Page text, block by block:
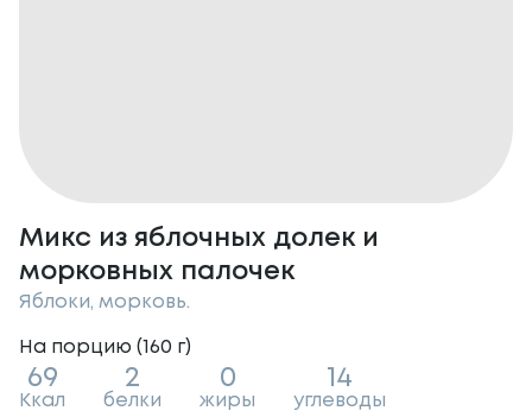
Микс из яблочных долек и
морковных палочек
Яблоки, морковь.
На порцию (160 г)
69
Ккал
2
белки
0
жиры
14
углеводы